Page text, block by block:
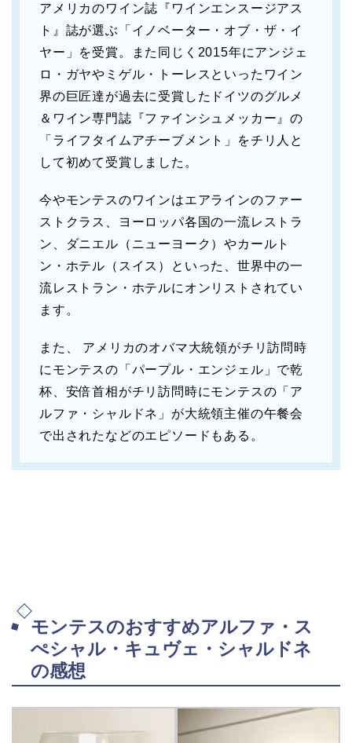
アメリカのワイン誌『ワインエンスージアス
ト』誌が選ぶ「イノベーター・オブ・ザ・イ
ヤー」を受賞。また同じく2015年にアンジェ
ロ・ガヤやミゲル・トーレスといったワイン
界の巨匠達が過去に受賞したドイツのグルメ
＆ワイン専門誌『ファインシュメッカー』の
「ライフタイムアチーブメント」をチリ人と
して初めて受賞しました。
今やモンテスのワインはエアラインのファー
ストクラス、ヨーロッパ各国の一流レストラ
ン、ダニエル（ニューヨーク）やカールト
ン・ホテル（スイス）といった、世界中の一
流レストラン・ホテルにオンリストされてい
ます。
また、 アメリカのオバマ大統領がチリ訪問時
にモンテスの「パープル・エンジェル」で乾
杯、安倍首相がチリ訪問時にモンテスの「ア
ルファ・シャルドネ」が大統領主催の午餐会
で出されたなどのエピソードもある。
モンテスのおすすめアルファ・ス
ぺシャル・キュヴェ・シャルドネ
の感想